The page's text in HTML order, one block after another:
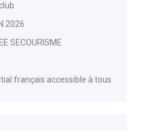
2026
SECOURISME
français accessible à tous